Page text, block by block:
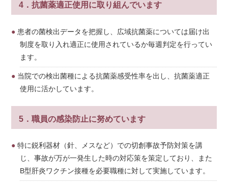
4．抗菌薬適正使用に取り組んでいます
患者の菌検出データを把握し、広域抗菌薬については届け出
制度を取り入れ適正に使用されているか毎週判定を行ってい
ます。
当院での検出菌種による抗菌薬感受性率を出し、抗菌薬適正
使用に活かしています。
5．職員の感染防止に努めています
特に鋭利器材（針、メスなど）での切創事故予防対策を講
じ、事故が万が一発生した時の対応策を策定しており、また
B型肝炎ワクチン接種を必要職種に対して実施しています。